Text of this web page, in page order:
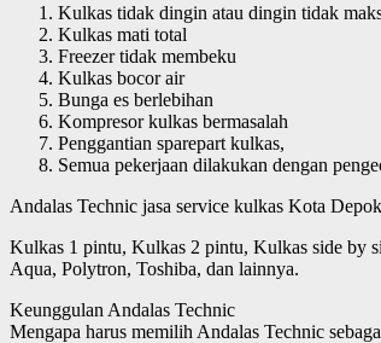
Kulkas tidak dingin atau dingin tidak
Kulkas mati total
Freezer tidak membeku
Kulkas bocor air
Bunga es berlebihan
Kompresor kulkas bermasalah
Penggantian sparepart kulkas,
Semua pekerjaan dilakukan dengan
Andalas Technic jasa service kulkas Kota
Kulkas 1 pintu, Kulkas 2 pintu, Kulkas side by
Aqua, Polytron, Toshiba, dan lainnya.
Keunggulan Andalas Technic
Mengapa harus memilih Andalas Technic